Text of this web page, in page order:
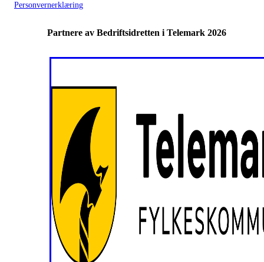
Personvernerklæring
Partnere av Bedriftsidretten i Telemark 2026